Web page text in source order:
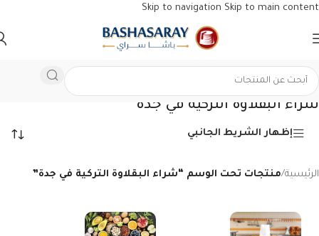
Skip to navigation Skip to main content
شراء البقلاوة التركية في جدة
إظهار الشريط الجانبي
الرئيسية/منتجات تحت الوسم “شراء البقلاوة التركية في جدة”